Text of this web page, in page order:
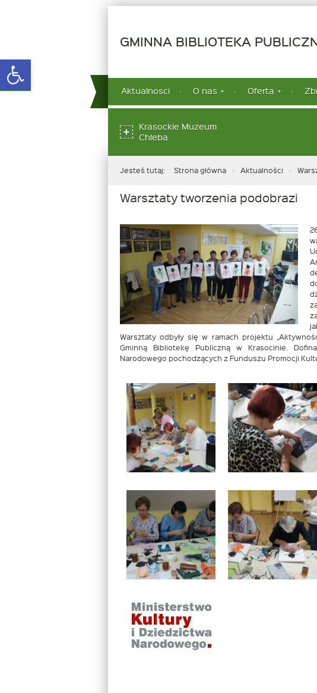
Open toolbar
GMINNA BIBLIOTEKA
górne
Aktualnosci O nas Oferta
dolneKrasockie Muzeum
Chleba
Jesteś tutaj: Strona główna Aktualności
Warsztaty tworzenia podobrazi
Warsztaty odbyły się w ramach projektu
Gminną Bibliotekę Publiczną w Krasocinie.
Narodowego pochodzących z Funduszu Promocji